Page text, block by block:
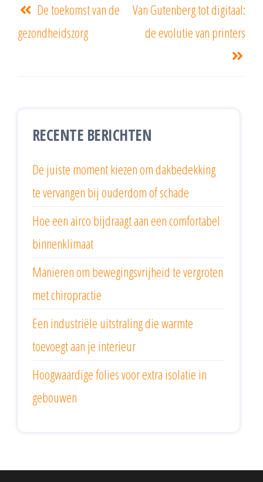
De toekomst van de
gezondheidszorg
Van Gutenberg tot digitaal:
de evolutie van printers
RECENTE BERICHTEN
De juiste moment kiezen om dakbedekking
te vervangen bij ouderdom of schade
Hoe een airco bijdraagt aan een comfortabel
binnenklimaat
Manieren om bewegingsvrijheid te vergroten
met chiropractie
Een industriële uitstraling die warmte
toevoegt aan je interieur
Hoogwaardige folies voor extra isolatie in
gebouwen